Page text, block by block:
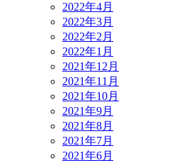
2022年4月
2022年3月
2022年2月
2022年1月
2021年12月
2021年11月
2021年10月
2021年9月
2021年8月
2021年7月
2021年6月